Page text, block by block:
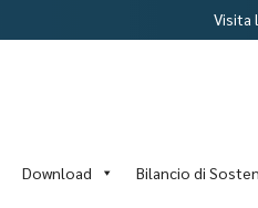
Visita
Download Bilancio di